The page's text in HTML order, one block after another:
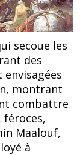
secoue les
des
montrant
combattre
féroces,
Maalouf,
à